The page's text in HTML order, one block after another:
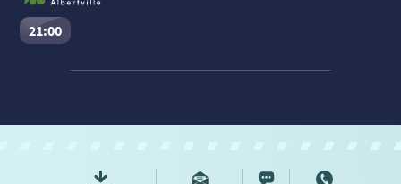
21:00
Cinéma Le Dôme Gambetta – Albertville :Salle n°1